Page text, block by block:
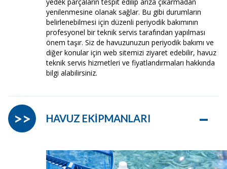
yenilenmesine olanak sağlar. Bu gibi durumların
belirlenebilmesi için düzenli periyodik bakımının
profesyonel bir teknik servis tarafından yapılması
önem taşır. Siz de havuzunuzun periyodik bakımı ve
diğer konular için web sitemizi ziyaret edebilir, havuz
teknik servis hizmetleri ve fiyatlandırmaları hakkında
bilgi alabilirsiniz.
HAVUZ EKİPMANLARI –
>>